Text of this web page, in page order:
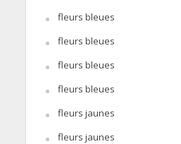
fleurs bleues
fleurs bleues
fleurs bleues
fleurs bleues
fleurs jaunes
fleurs jaunes